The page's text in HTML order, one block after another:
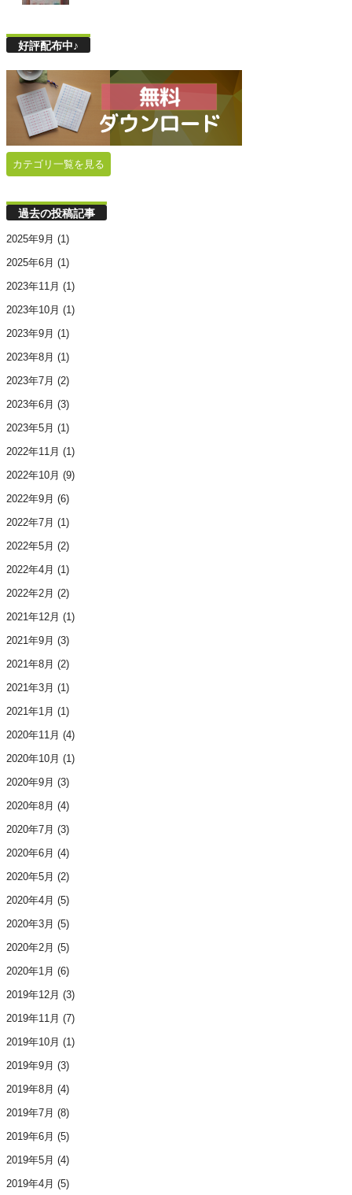
好評配布中♪
カテゴリ一覧を見る
過去の投稿記事
2025年9月 (1)
2025年6月 (1)
2023年11月 (1)
2023年10月 (1)
2023年9月 (1)
2023年8月 (1)
2023年7月 (2)
2023年6月 (3)
2023年5月 (1)
2022年11月 (1)
2022年10月 (9)
2022年9月 (6)
2022年7月 (1)
2022年5月 (2)
2022年4月 (1)
2022年2月 (2)
2021年12月 (1)
2021年9月 (3)
2021年8月 (2)
2021年3月 (1)
2021年1月 (1)
2020年11月 (4)
2020年10月 (1)
2020年9月 (3)
2020年8月 (4)
2020年7月 (3)
2020年6月 (4)
2020年5月 (2)
2020年4月 (5)
2020年3月 (5)
2020年2月 (5)
2020年1月 (6)
2019年12月 (3)
2019年11月 (7)
2019年10月 (1)
2019年9月 (3)
2019年8月 (4)
2019年7月 (8)
2019年6月 (5)
2019年5月 (4)
2019年4月 (5)